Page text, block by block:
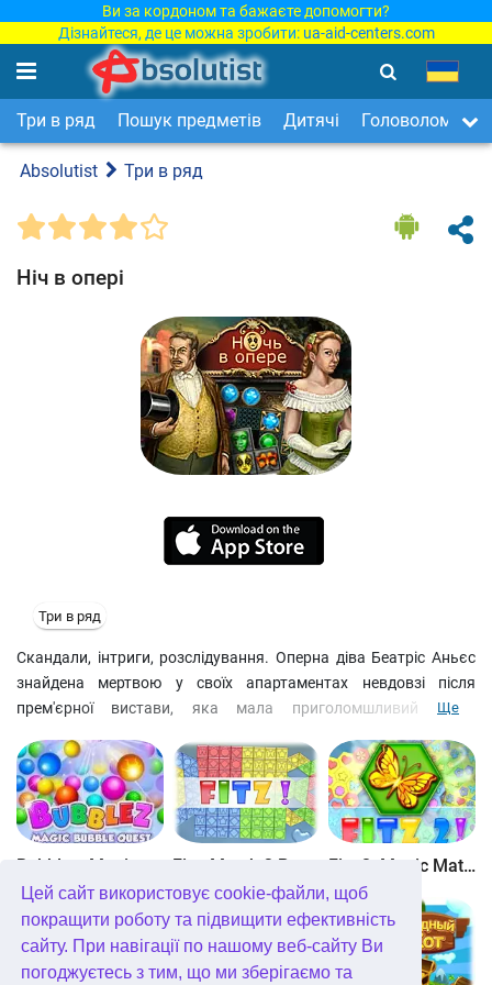
Цей сайт використовує cookie-файли, щоб
покращити роботу та підвищити ефективність
сайту. При навігації по нашому веб-сайту Ви
погоджуєтесь з тим, що ми зберігаємо та
Ви за кордоном та бажаєте допомогти?
Дізнайтеся, де це можна зробити: ua-aid-centers.com
Три в ряд Пошук предметів Дитячі Головоломки
Absolutist Три в ряд
Ніч в опері
Три в ряд
Скандали, інтриги, розслідування. Оперна діва Беатріс Аньєс
знайдена мертвою у своїх апартаментах невдовзі після
прем'єрної вистави, яка мала приголомшливий успіх.
вистежити гарячими слідами. Ревнивий коханець, заздрісна
суперниця, яка втомилася від других ролей або, можливо,
розгніваний директор трупи… Схоже, дуже багатьом хотілося б,
щоб знаменита прима назавжди пішла зі сцени. Отже, вам,
детектив, чекає незабутня ніч в опері.
Ще
Fitz 2: Magic Match 3 Puzzle